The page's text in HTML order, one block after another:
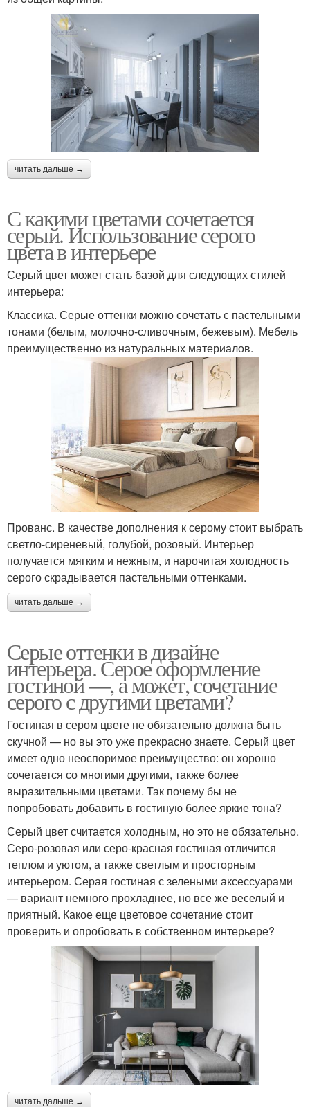
читать дальше →
С какими цветами сочетается
серый. Использование серого
цвета в интерьере
Серый цвет может стать базой для следующих стилей
интерьера:
Классика. Серые оттенки можно сочетать с пастельными
тонами (белым, молочно-сливочным, бежевым). Мебель
преимущественно из натуральных материалов.
Прованс. В качестве дополнения к серому стоит выбрать
светло-сиреневый, голубой, розовый. Интерьер
получается мягким и нежным, и нарочитая холодность
серого скрадывается пастельными оттенками.
читать дальше →
Серые оттенки в дизайне
интерьера. Серое оформление
гостиной —, а может, сочетание
серого с другими цветами?
Гостиная в сером цвете не обязательно должна быть
скучной — но вы это уже прекрасно знаете. Серый цвет
имеет одно неоспоримое преимущество: он хорошо
сочетается со многими другими, также более
выразительными цветами. Так почему бы не
попробовать добавить в гостиную более яркие тона?
Серый цвет считается холодным, но это не обязательно.
Серо-розовая или серо-красная гостиная отличится
теплом и уютом, а также светлым и просторным
интерьером. Серая гостиная с зелеными аксессуарами
— вариант немного прохладнее, но все же веселый и
приятный. Какое еще цветовое сочетание стоит
проверить и опробовать в собственном интерьере?
читать дальше →